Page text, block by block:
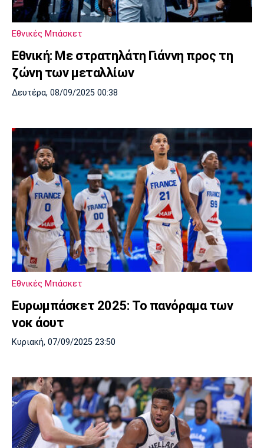
Πολιτισμός
Τραγούδια
Cine Spot
Running
Παρασκήνιο
Πρόγραμμα TV
Κηφισιά
Μαδρίτης
Ατλέτικο
Μαδρίτης
Μάντσεστερ
Γιουνάιτεντ
Τσέλσι Άρσεναλ
Λίβερπουλ
Μάντσεστερ
Γιουβέντους
Ίντερ
Μπορούσια
Ντόρτμουντ
Παρί Σεν
Ζερμέν
Μαρσέιγ
Εθνικές Μπάσκετ
Εθνική: Με στρατηλάτη Γιάννη προς τη
ζώνη των μεταλλίων
Δευτέρα, 08/09/2025 00:38
Εθνικές Μπάσκετ
Ευρωμπάσκετ 2025: Το πανόραμα των
νοκ άουτ
Κυριακή, 07/09/2025 23:50